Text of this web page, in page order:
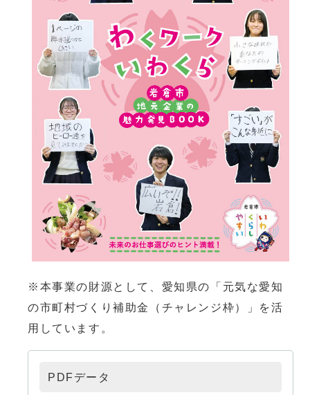
※本事業の財源として、愛知県の「元気な愛知
の市町村づくり補助金（チャレンジ枠）」を活
用しています。
PDFデータ